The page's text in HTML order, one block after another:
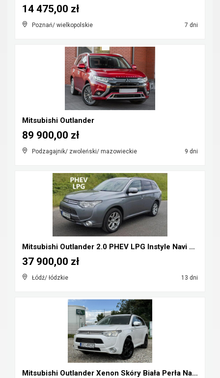
Poznań/ wielkopolskie 7 dni
14 475,00 zł
Mitsubishi Outlander
Podzagajnik/ zwoleński/ mazowieckie 9 dni
89 900,00 zł
Mitsubishi Outlander 2.0 PHEV LPG Instyle Navi Plu...
Łódź/ łódzkie 13 dni
37 900,00 zł
Mitsubishi Outlander Xenon Skóry Biała Perła Navi ...